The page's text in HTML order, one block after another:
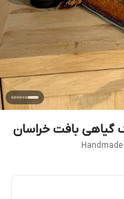
گیاهی بافت خراسان